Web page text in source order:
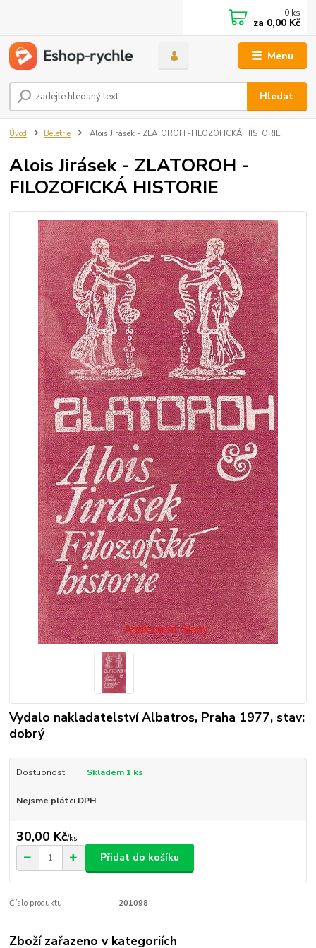
Menu
Hledat
0 ks
za 0,00 Kč
Úvod Beletrie Alois Jirásek - ZLATOROH -FILOZOFICKÁ HISTORIE
Alois Jirásek - ZLATOROH -
FILOZOFICKÁ HISTORIE
Vydalo nakladatelství Albatros, Praha 1977, stav:
dobrý
Dostupnost Skladem 1 ks
Nejsme plátci DPH
30,00 Kč/ks
Přidat do košíku
Číslo produktu: 201098
Zboží zařazeno v kategoriích